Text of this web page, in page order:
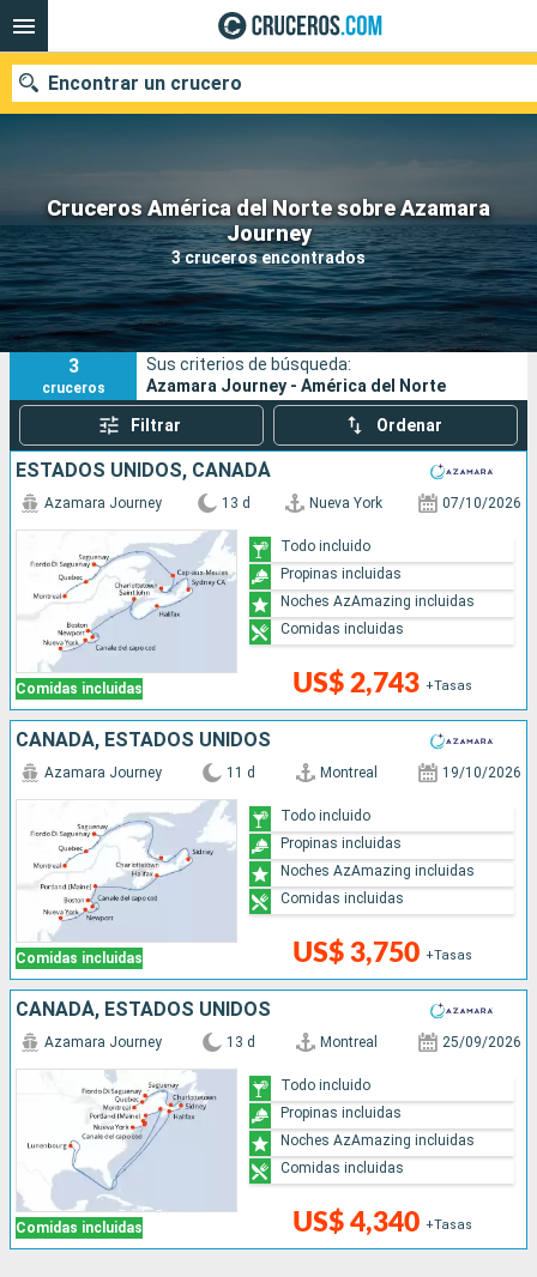
Cruceros América del Norte sobre Azamara
Journey
3 cruceros encontrados
Encontrar un crucero
Nuestros destinos
Fecha de salida
Puertos Compañías
Buscar
3
cruceros
Sus criterios de búsqueda:
Azamara Journey - América del Norte
Filtrar Ordenar
ESTADOS UNIDOS, CANADÁ
Comidas incluidas
Azamara Journey 13 d Nueva York 07/10/2026
US$ 2,743 +Tasas
Todo incluido
Propinas incluidas
Noches AzAmazing incluidas
Comidas incluidas
CANADÁ, ESTADOS UNIDOS
Comidas incluidas
Azamara Journey 11 d Montreal 19/10/2026
US$ 3,750 +Tasas
Todo incluido
Propinas incluidas
Noches AzAmazing incluidas
Comidas incluidas
CANADÁ, ESTADOS UNIDOS
Comidas incluidas
Azamara Journey 13 d Montreal 25/09/2026
US$ 4,340 +Tasas
Todo incluido
Propinas incluidas
Noches AzAmazing incluidas
Comidas incluidas